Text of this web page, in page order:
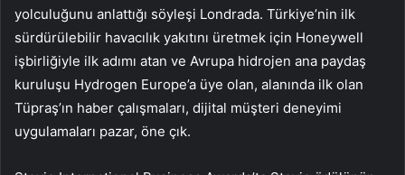
yolculuğunu anlattığı söyleşi Londrada. Türkiye’nin ilk
sürdürülebilir havacılık yakıtını üretmek için Honeywell
işbirliğiyle ilk adımı atan ve Avrupa hidrojen ana paydaş
kuruluşu Hydrogen Europe’a üye olan, alanında ilk olan
Tüpraş’ın haber çalışmaları, dijital müşteri deneyimi
uygulamaları pazar, öne çık.